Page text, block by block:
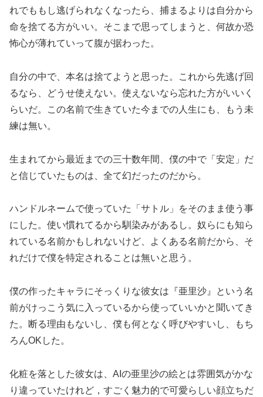
れでももし逃げられなくなったら、捕まるよりは自分から
命を捨てる方がいい。そこまで思ってしまうと、何故か恐
怖心が薄れていって腹が据わった。
自分の中で、本名は捨てようと思った。これから先逃げ回
るなら、どうせ使えない。使えないなら忘れた方がいいく
らいだ。この名前で生きていた今までの人生にも、もう未
練は無い。
生まれてから最近までの三十数年間、僕の中で「安定」だ
と信じていたものは、全て幻だったのだから。
ハンドルネームで使っていた「サトル」をそのまま使う事
にした。使い慣れてるから馴染みがあるし。奴らにも知ら
れている名前かもしれないけど、よくある名前だから、そ
れだけで僕を特定されることは無いと思う。
僕の作ったキャラにそっくりな彼女は『亜里沙』という名
前がけっこう気に入っているから使っていいかと聞いてき
た。断る理由もないし、僕も何となく呼びやすいし、もち
ろんOKした。
化粧を落とした彼女は、AIの亜里沙の絵とは雰囲気がかな
り違っていたけれど，すごく魅力的で可愛らしい顔立ちだ